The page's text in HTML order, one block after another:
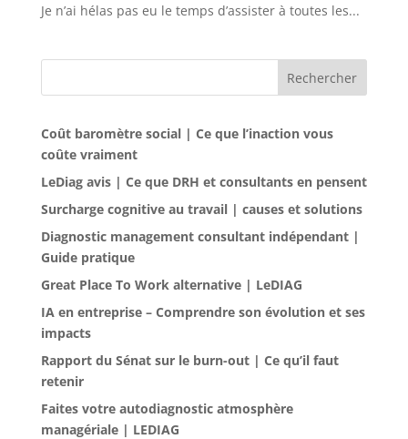
Je n’ai hélas pas eu le temps d’assister à toutes les...
Rechercher
Coût baromètre social | Ce que l’inaction vous
coûte vraiment
LeDiag avis | Ce que DRH et consultants en pensent
Surcharge cognitive au travail | causes et solutions
Diagnostic management consultant indépendant |
Guide pratique
Great Place To Work alternative | LeDIAG
IA en entreprise – Comprendre son évolution et ses
impacts
Rapport du Sénat sur le burn-out | Ce qu’il faut
retenir
Faites votre autodiagnostic atmosphère
managériale | LEDIAG